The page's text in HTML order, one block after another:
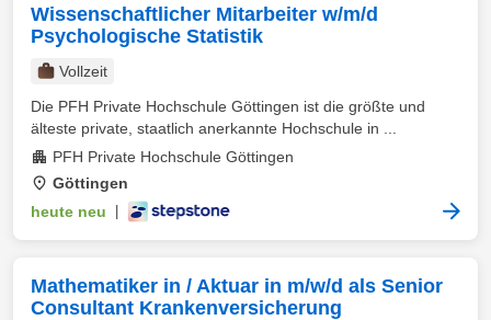
Wissenschaftlicher Mitarbeiter w/m/d
Psychologische Statistik
Vollzeit
Die PFH Private Hochschule Göttingen ist die größte und
älteste private, staatlich anerkannte Hochschule in ...
PFH Private Hochschule Göttingen
Göttingen
heute neu
Mathematiker in / Aktuar in m/w/d als Senior
Consultant Krankenversicherung